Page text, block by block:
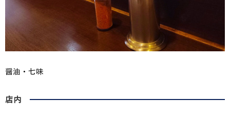
醤油・七味
店内